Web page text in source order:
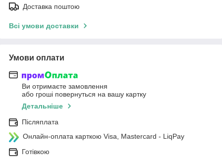
Доставка поштою
Всі умови доставки
Умови оплати
Ви отримаєте замовлення
або гроші повернуться на вашу картку
Детальніше
Післяплата
Онлайн-оплата карткою Visa, Mastercard - LiqPay
Готівкою